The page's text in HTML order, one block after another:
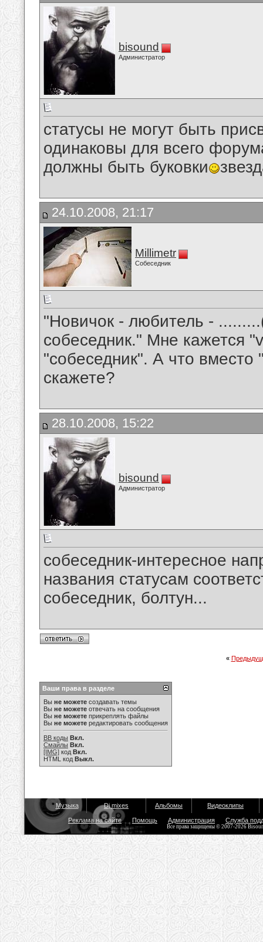
bisound
Администратор
статусы не могут быть
одинаковы для всего
должны быть буковки
24.10.2008, 21:17
Millimetr
Собеседник
"Новичок - любитель -
собеседник." Мне кажется
"собеседник". А что
скажете?
28.10.2008, 15:22
bisound
Администратор
собеседник-интересное
названия статусам
собеседник, болтун...
«
Ваши права в разделе
Вы не можете создавать темы
Вы не можете отвечать на сообщения
Вы не можете прикреплять файлы
Вы не можете редактировать сообщения
BB коды Вкл.
Смайлы Вкл.
[IMG] код Вкл.
HTML код Выкл.
Музыка Dj mixes Альбомы Видеоклипы
Реклама на сайте Помощь Администрация Служба
Все права защищены © 2007-2026